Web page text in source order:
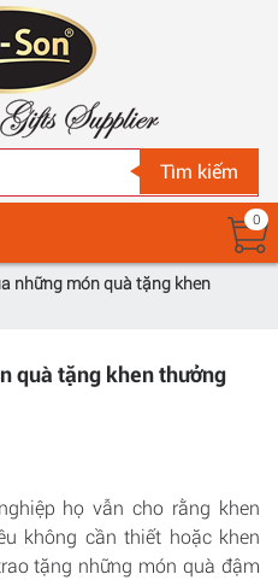
Tìm kiếm
0
những món quà tặng khen
quà tặng khen thưởng
họ vẫn cho rằng khen
không cần thiết hoặc khen
tặng những món quà đậm